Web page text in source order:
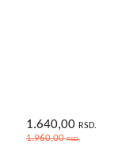
1.640,00 RSD.
1.960,00RSD.